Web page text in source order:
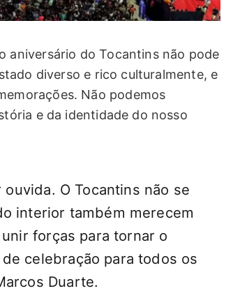
aniversário do Tocantins não pode
diverso e rico culturalmente, e
Não podemos
e da identidade do nosso
O Tocantins não se
interior também merecem
forças para tornar o
celebração para todos os
Duarte.